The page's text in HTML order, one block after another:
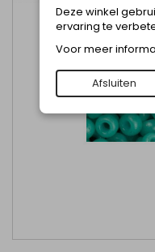
Deze winkel
ervaring te
Voor meer
Afsluiten